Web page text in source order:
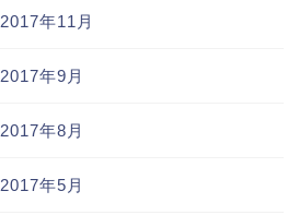
2017年11月
2017年9月
2017年8月
2017年5月